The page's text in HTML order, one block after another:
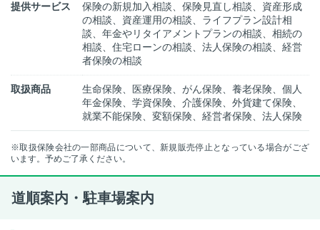
提供サービス
保険の新規加入相談、保険見直し相談、資産形成
の相談、資産運用の相談、ライフプラン設計相
談、年金やリタイアメントプランの相談、相続の
相談、住宅ローンの相談、法人保険の相談、経営
者保険の相談
取扱商品
生命保険、医療保険、がん保険、養老保険、個人
年金保険、学資保険、介護保険、外貨建て保険、
就業不能保険、変額保険、経営者保険、法人保険
※取扱保険会社の一部商品について、新規販売停止となっている場合がござ
います。予めご了承ください。
道順案内・駐車場案内